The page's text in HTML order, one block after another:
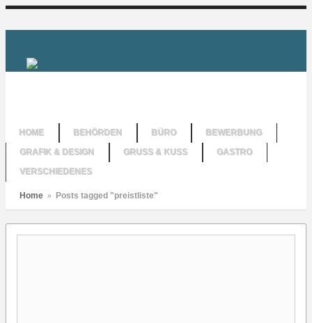
HOME BEHÖRDEN BÜRO
BEWERBUNG
GRAFIK & DESIGN
GRUSS & KUSS
GASTRO
VERSCHIEDENES
Home » Posts tagged "preistliste"